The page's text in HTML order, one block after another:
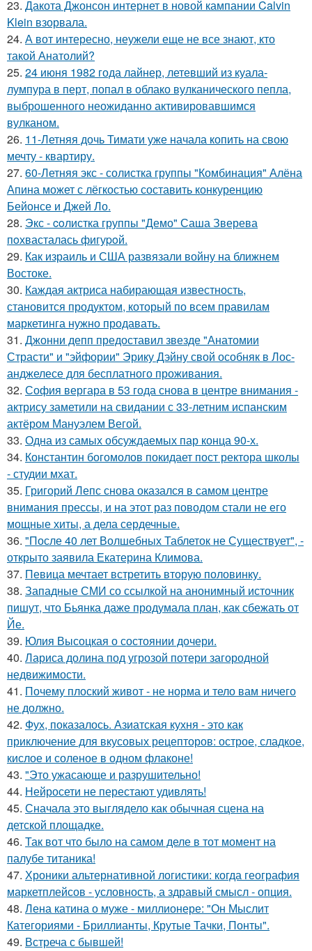
23. Дакота Джонсон интернет в новой кампании Calvin
Klein взорвала.
24. А вот интересно, неужели еще не все знают, кто
такой Анатолий?
25. 24 июня 1982 года лайнер, летевший из куала-
лумпура в перт, попал в облако вулканического пепла,
выброшенного неожиданно активировавшимся
вулканом.
26. 11-Летняя дочь Тимати уже начала копить на свою
мечту - квартиру.
27. 60-Летняя экс - солистка группы "Комбинация" Алёна
Апина может с лёгкостью составить конкуренцию
Бейонсе и Джей Ло.
28. Экс - coлистка группы "Демо" Саша Зверева
пoхвасталась фигуpoй.
29. Как израиль и США развязали войну на ближнем
Востоке.
30. Каждая актриса набирающая известность,
становится продуктом, который по всем правилам
маркетинга нужно продавать.
31. Джонни депп предоставил звезде "Анатомии
Страсти" и "эйфории" Эрику Дэйну свой особняк в Лос-
анджелесе для бесплатного проживания.
32. София вергара в 53 года снова в центре внимания -
актрису заметили на свидании с 33-летним испанским
актёром Мануэлем Вегой.
33. Одна из самых обсуждаемых пар конца 90-х.
34. Константин богомолов покидает пост ректора школы
- студии мхат.
35. Григорий Лепс снова оказался в самом центре
внимания прессы, и на этот раз поводом стали не его
мощные хиты, а дела сердечные.
36. "После 40 лет Волшебных Таблеток не Существует", -
открыто заявила Екатерина Климова.
37. Певица мечтает встретить вторую половинку.
38. Западные СМИ со ссылкой на анонимный источник
пишут, что Бьянка даже продумала план, как сбежать от
Йе.
39. Юлия Высоцкая о состоянии дочери.
40. Лариса долина под угрозой потери загородной
недвижимости.
41. Почему плоский живот - не норма и тело вам ничего
не должно.
42. Фух, показалось. Азиатская кухня - это как
приключение для вкусовых рецепторов: острое, сладкое,
кислое и соленое в одном флаконе!
43. "Это ужасающе и разрушительно!
44. Нейросети не перестают удивлять!
45. Сначала это выглядело как обычная сцена на
детской площадке.
46. Так вот что было на самом деле в тот момент на
палубе титаника!
47. Хроники альтернативной логистики: когда география
маркетплейсов - условность, а здравый смысл - опция.
48. Лена катина о муже - миллионере: "Он Мыслит
Категориями - Бриллианты, Крутые Тачки, Понты".
49. Встреча с бывшей!